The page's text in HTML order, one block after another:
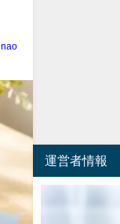
nao
運営者情報